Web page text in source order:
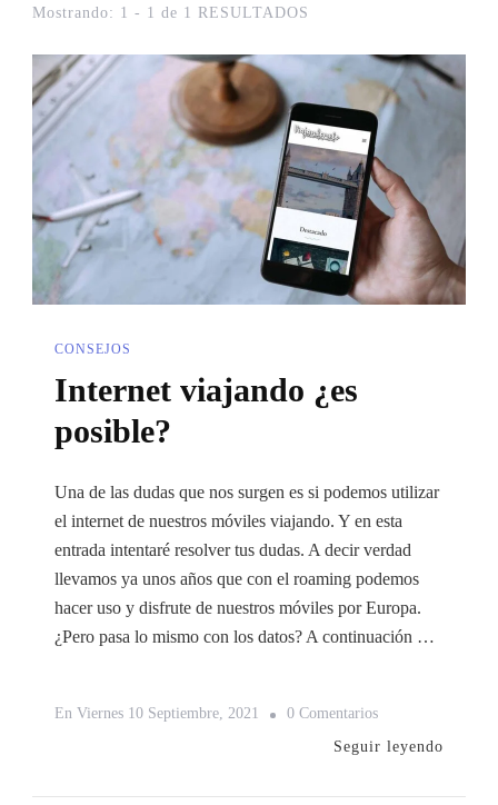
Mostrando: 1 - 1 de 1 RESULTADOS
CONSEJOS
Internet viajando ¿es
posible?
Una de las dudas que nos surgen es si podemos utilizar
el internet de nuestros móviles viajando. Y en esta
entrada intentaré resolver tus dudas. A decir verdad
llevamos ya unos años que con el roaming podemos
hacer uso y disfrute de nuestros móviles por Europa.
¿Pero pasa lo mismo con los datos? A continuación …
En Viernes 10 Septiembre, 2021 0 ComentariosEn
Internet
Seguir leyendo